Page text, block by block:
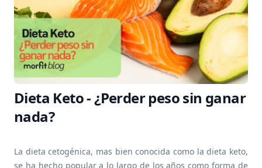
Dieta Keto - ¿Perder peso sin ganar
nada?
La dieta cetogénica, mas bien conocida como la dieta keto,
se ha hecho popular a lo largo de los años como forma de